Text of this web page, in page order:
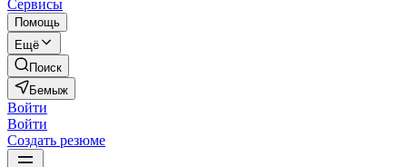
Сервисы
Помощь
Ещё
Поиск
Бемыж
Войти
Войти
Создать резюме